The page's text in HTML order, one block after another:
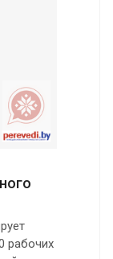
рабочих